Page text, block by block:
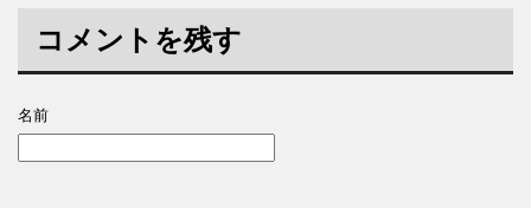
コメントを残す
名前